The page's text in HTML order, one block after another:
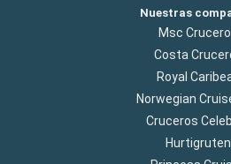
Nuestras
Msc
Costa
Royal
Norwegian
Cruceros
Hurtigruten